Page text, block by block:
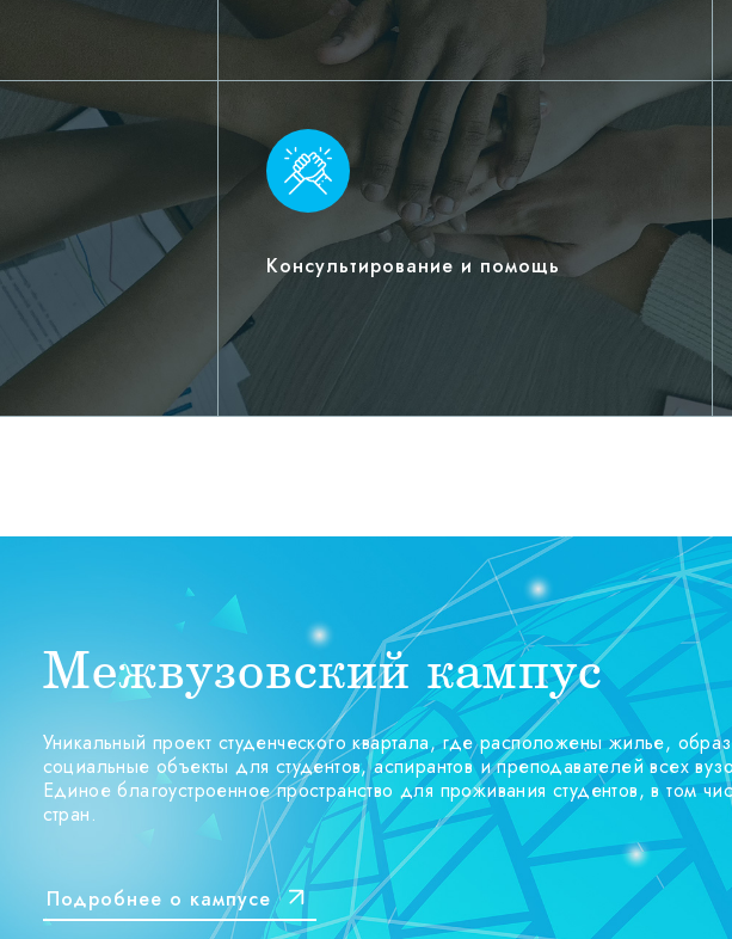
Консультирование и помощь
Межвузовский кампус
Уникальный проект студенческого квартала, где расположены жилье,
социальные объекты для студентов, аспирантов и преподавателей всех
Единое благоустроенное пространство для проживания студентов, в том
стран.
Подробнее о кампусе